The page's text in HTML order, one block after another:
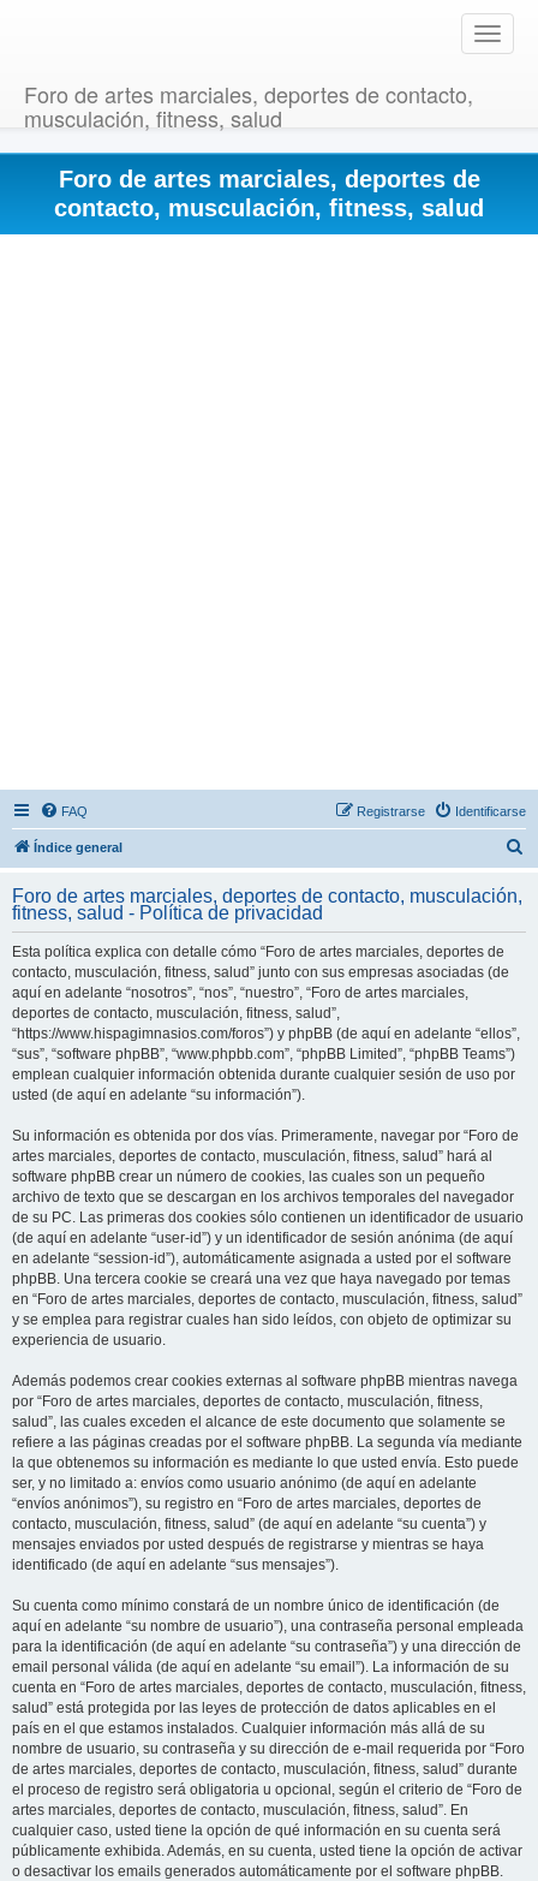
T
o
e
v
Foro de artes marciales, deportes de contacto,
musculación, fitness, salud
Foro de artes marciales, deportes de
contacto, musculación, fitness, salud
FAQ Identificarse
Registrarse
Índice general
c
Foro de artes marciales, deportes de contacto, musculación,
fitness, salud - Política de privacidad
Esta política explica con detalle cómo “Foro de artes marciales, deportes de
contacto, musculación, fitness, salud” junto con sus empresas asociadas (de
aquí en adelante “nosotros”, “nos”, “nuestro”, “Foro de artes marciales,
deportes de contacto, musculación, fitness, salud”,
“https://www.hispagimnasios.com/foros”) y phpBB (de aquí en adelante “ellos”,
“sus”, “software phpBB”, “www.phpbb.com”, “phpBB Limited”, “phpBB Teams”)
emplean cualquier información obtenida durante cualquier sesión de uso por
usted (de aquí en adelante “su información”).
Su información es obtenida por dos vías. Primeramente, navegar por “Foro de
artes marciales, deportes de contacto, musculación, fitness, salud” hará al
software phpBB crear un número de cookies, las cuales son un pequeño
archivo de texto que se descargan en los archivos temporales del navegador
de su PC. Las primeras dos cookies sólo contienen un identificador de usuario
(de aquí en adelante “user-id”) y un identificador de sesión anónima (de aquí
en adelante “session-id”), automáticamente asignada a usted por el software
phpBB. Una tercera cookie se creará una vez que haya navegado por temas
en “Foro de artes marciales, deportes de contacto, musculación, fitness, salud”
y se emplea para registrar cuales han sido leídos, con objeto de optimizar su
experiencia de usuario.
Además podemos crear cookies externas al software phpBB mientras navega
por “Foro de artes marciales, deportes de contacto, musculación, fitness,
salud”, las cuales exceden el alcance de este documento que solamente se
refiere a las páginas creadas por el software phpBB. La segunda vía mediante
la que obtenemos su información es mediante lo que usted envía. Esto puede
ser, y no limitado a: envíos como usuario anónimo (de aquí en adelante
“envíos anónimos”), su registro en “Foro de artes marciales, deportes de
contacto, musculación, fitness, salud” (de aquí en adelante “su cuenta”) y
mensajes enviados por usted después de registrarse y mientras se haya
identificado (de aquí en adelante “sus mensajes”).
Su cuenta como mínimo constará de un nombre único de identificación (de
aquí en adelante “su nombre de usuario”), una contraseña personal empleada
para la identificación (de aquí en adelante “su contraseña”) y una dirección de
email personal válida (de aquí en adelante “su email”). La información de su
cuenta en “Foro de artes marciales, deportes de contacto, musculación, fitness,
salud” está protegida por las leyes de protección de datos aplicables en el
país en el que estamos instalados. Cualquier información más allá de su
nombre de usuario, su contraseña y su dirección de e-mail requerida por “Foro
de artes marciales, deportes de contacto, musculación, fitness, salud” durante
el proceso de registro será obligatoria u opcional, según el criterio de “Foro de
artes marciales, deportes de contacto, musculación, fitness, salud”. En
cualquier caso, usted tiene la opción de qué información en su cuenta será
públicamente exhibida. Además, en su cuenta, usted tiene la opción de activar
o desactivar los emails generados automáticamente por el software phpBB.